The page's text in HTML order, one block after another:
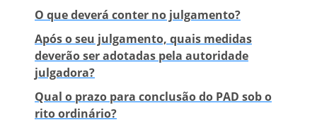
O que deverá conter no julgamento?
Após o seu julgamento, quais medidas
deverão ser adotadas pela autoridade
julgadora?
Qual o prazo para conclusão do PAD sob o
rito ordinário?